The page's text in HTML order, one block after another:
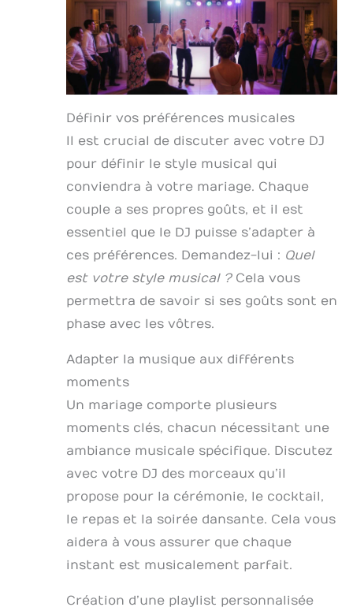
Définir vos préférences musicales
Il est crucial de discuter avec votre DJ
pour définir le style musical qui
conviendra à votre mariage. Chaque
couple a ses propres goûts, et il est
essentiel que le DJ puisse s’adapter à
ces préférences. Demandez-lui : Quel
est votre style musical ?Cela vous
permettra de savoir si ses goûts sont en
phase avec les vôtres.
Adapter la musique aux différents
moments
Un mariage comporte plusieurs
moments clés, chacun nécessitant une
ambiance musicale spécifique. Discutez
avec votre DJ des morceaux qu’il
propose pour la cérémonie, le cocktail,
le repas et la soirée dansante. Cela vous
aidera à vous assurer que chaque
instant est musicalement parfait.
Création d’une playlist personnalisée